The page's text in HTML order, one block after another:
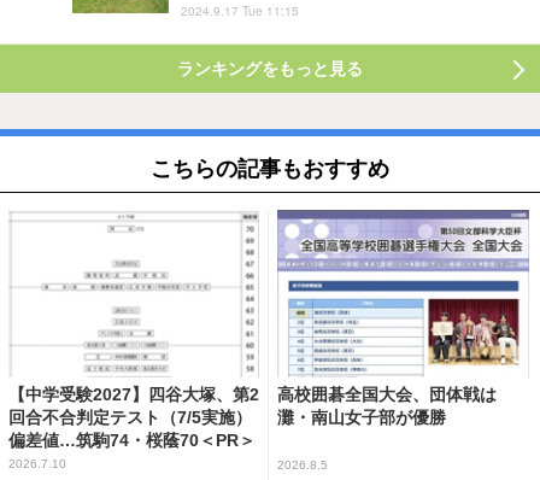
2024.9.17 Tue 11:15
ランキングをもっと見る
こちらの記事もおすすめ
【中学受験2027】四谷大塚、第2
回合不合判定テスト（7/5実施）
偏差値…筑駒74・桜蔭70＜PR＞
2026.7.10
高校囲碁全国大会、団体戦は
灘・南山女子部が優勝
2026.8.5